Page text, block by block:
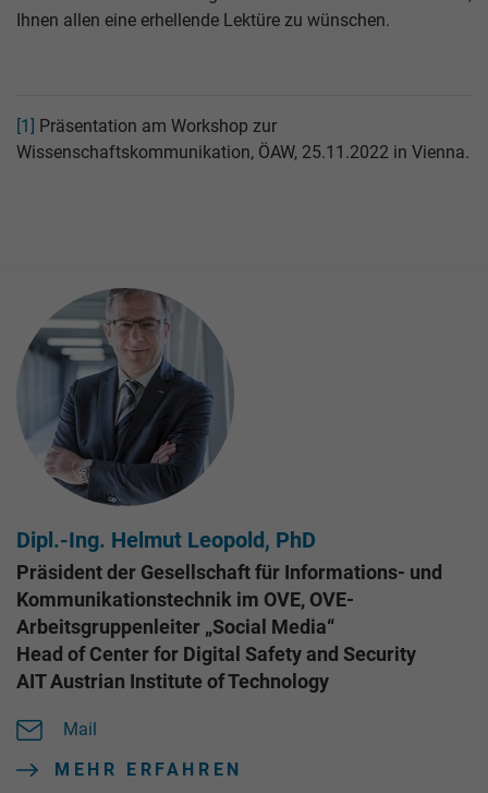
Ihnen allen eine erhellende Lektüre zu wünschen.
[1]
Präsentation am Workshop zur
Wissenschaftskommunikation, ÖAW, 25.11.2022 in Vienna.
Dipl.-Ing. Helmut Leopold, PhD
Präsident der Gesellschaft für Informations- und
Kommunikationstechnik im OVE, OVE-
Arbeitsgruppenleiter „Social Media“
Head of Center for Digital Safety and Security
AIT Austrian Institute of Technology
Mail
MEHR ERFAHREN